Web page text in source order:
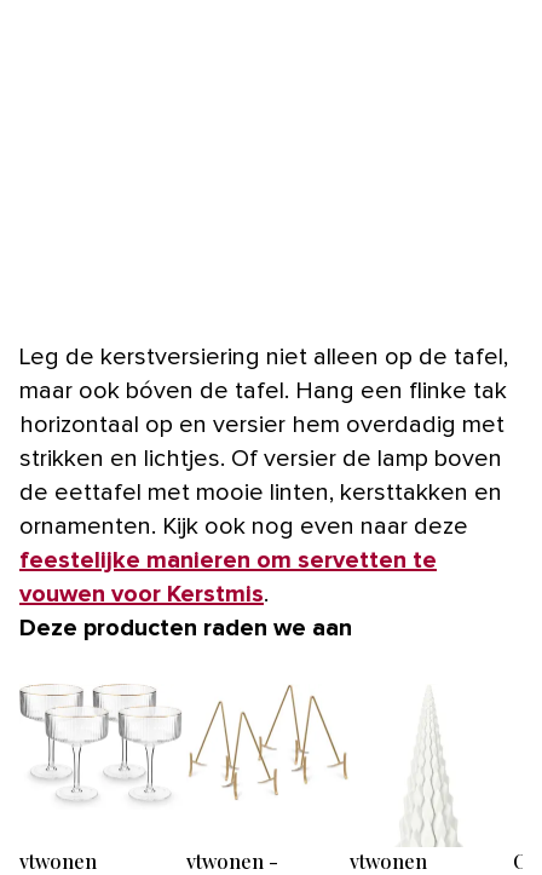
Leg de kerstversiering niet alleen op de tafel,
maar ook bóven de tafel. Hang een flinke tak
horizontaal op en versier hem overdadig met
strikken en lichtjes. Of versier de lamp boven
de eettafel met mooie linten, kersttakken en
ornamenten. Kijk ook nog even naar deze
feestelijke manieren om servetten te
vouwen voor Kerstmis.
Deze producten raden we aan
vtwonen
vtwonen -
vtwonen